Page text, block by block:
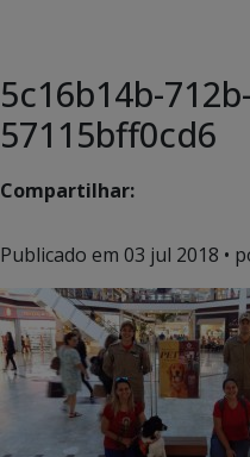
5c16b14b-
57115bff0cd6
Compartilhar:
Publicado em 03 jul 2018 •